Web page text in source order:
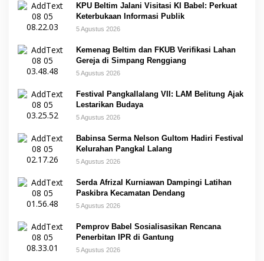
KPU Beltim Jalani Visitasi KI Babel: Perkuat
Keterbukaan Informasi Publik
5 Agustus 2026
Kemenag Beltim dan FKUB Verifikasi Lahan
Gereja di Simpang Renggiang
5 Agustus 2026
Festival Pangkallalang VII: LAM Belitung Ajak
Lestarikan Budaya
5 Agustus 2026
Babinsa Serma Nelson Gultom Hadiri Festival
Kelurahan Pangkal Lalang
5 Agustus 2026
Serda Afrizal Kurniawan Dampingi Latihan
Paskibra Kecamatan Dendang
5 Agustus 2026
Pemprov Babel Sosialisasikan Rencana
Penerbitan IPR di Gantung
5 Agustus 2026